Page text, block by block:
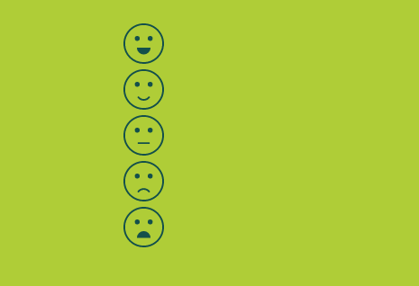
Bewertung auswählen